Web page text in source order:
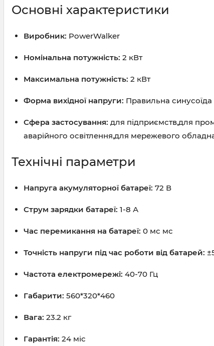
Основні характеристики
Виробник: PowerWalker
Номінальна потужність: 2 кВт
Максимальна потужність: 2 кВт
Форма вихідної напруги: Правильна синусоїда
Сфера застосування: для підприємств,для
аварійного освітлення,для мережевого
Технічні параметри
Напруга акумуляторної батареї: 72 В
Струм зарядки батареї: 1-8 А
Час перемикання на батареї: 0 мс мс
Точність напруги під час роботи від батарей:
Частота електромережі: 40-70 Гц
Габарити: 560*320*460
Вага: 23.2 кг
Гарантія: 24 міс